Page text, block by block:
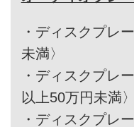
・ ディスクプレ
未満〉
・ ディスクプレ
以上50万円未満〉
・ ディスクプレ